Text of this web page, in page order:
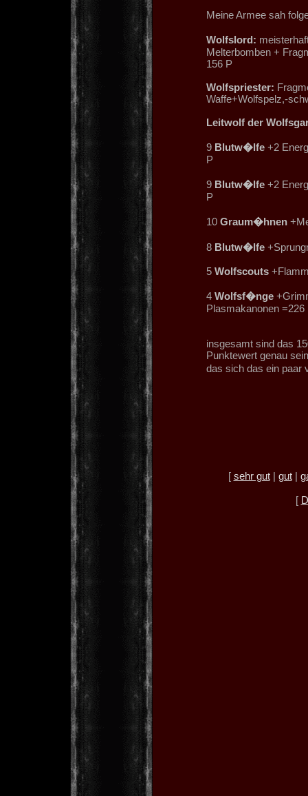
Meine Armee sah
Wolfslord:
Melterbomben +
156 P
Wolfspriester:
Waffe+Wolfspelz,-
Leitwolf der
9 Blutw�lfe+2
P
9 Blutw�lfe+2
P
10 Graum�hnen
8 Blutw�lfe
5 Wolfscouts
4 Wolfsf�nge
Plasmakanonen =226
insgesamt sind das
Punktewert genau
das sich das ein paar
[ sehr gut| gut|
[